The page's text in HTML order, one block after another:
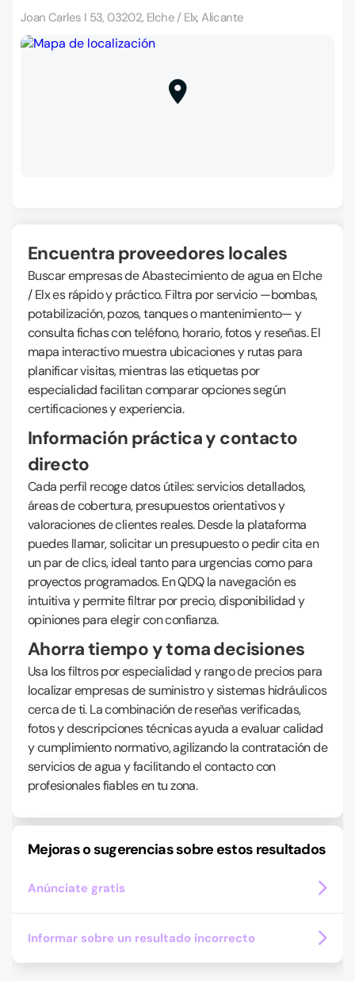
Joan Carles I 53, 03202, Elche / Elx, Alicante
Encuentra proveedores locales
Buscar empresas de Abastecimiento de agua en Elche
/ Elx es rápido y práctico. Filtra por servicio —bombas,
potabilización, pozos, tanques o mantenimiento— y
consulta fichas con teléfono, horario, fotos y reseñas. El
mapa interactivo muestra ubicaciones y rutas para
planificar visitas, mientras las etiquetas por
especialidad facilitan comparar opciones según
certificaciones y experiencia.
Información práctica y contacto
directo
Cada perfil recoge datos útiles: servicios detallados,
áreas de cobertura, presupuestos orientativos y
valoraciones de clientes reales. Desde la plataforma
puedes llamar, solicitar un presupuesto o pedir cita en
un par de clics, ideal tanto para urgencias como para
proyectos programados. En QDQ la navegación es
intuitiva y permite filtrar por precio, disponibilidad y
opiniones para elegir con confianza.
Ahorra tiempo y toma decisiones
Usa los filtros por especialidad y rango de precios para
localizar empresas de suministro y sistemas hidráulicos
cerca de ti. La combinación de reseñas verificadas,
fotos y descripciones técnicas ayuda a evaluar calidad
y cumplimiento normativo, agilizando la contratación de
servicios de agua y facilitando el contacto con
profesionales fiables en tu zona.
Mejoras o sugerencias sobre estos resultados
Anúnciate gratis
Informar sobre un resultado incorrecto